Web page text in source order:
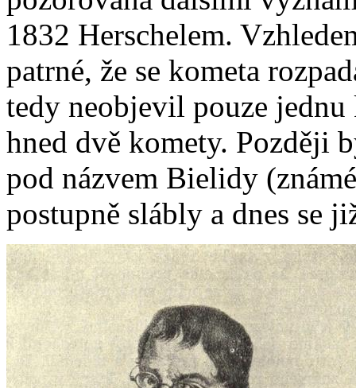
1832 Herschelem.
patrné, že se kometa
tedy neobjevil pouze jednu
hned dvě komety. Později
pod názvem Bielidy
postupně slábly a dnes se